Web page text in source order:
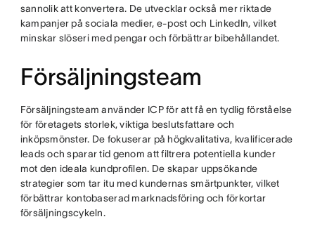
sannolik att konvertera. De utvecklar också mer riktade
kampanjer på sociala medier, e-post och LinkedIn, vilket
minskar slöseri med pengar och förbättrar bibehållandet.
Försäljningsteam
Försäljningsteam använder ICP för att få en tydlig förståelse
för företagets storlek, viktiga beslutsfattare och
inköpsmönster. De fokuserar på högkvalitativa, kvalificerade
leads och sparar tid genom att filtrera potentiella kunder
mot den ideala kundprofilen. De skapar uppsökande
strategier som tar itu med kundernas smärtpunkter, vilket
förbättrar kontobaserad marknadsföring och förkortar
försäljningscykeln.